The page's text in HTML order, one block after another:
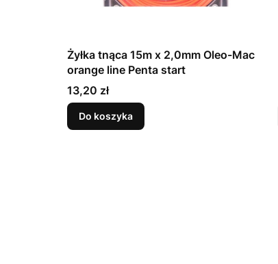
Żyłka tnąca 15m x 2,0mm Oleo-Mac
orange line Penta start
Cena
13,20 zł
Do koszyka